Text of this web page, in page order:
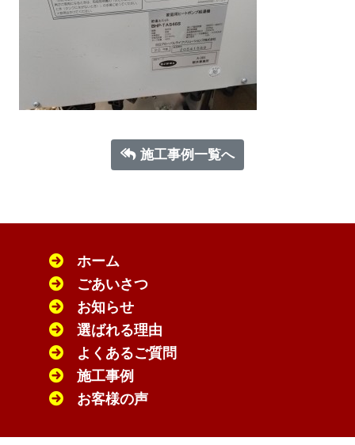
施工事例一覧へ
ホーム
ごあいさつ
お知らせ
選ばれる理由
よくあるご質問
施工事例
お客様の声